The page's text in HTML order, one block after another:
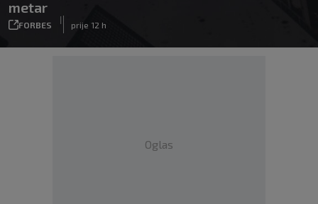
metar
FORBES
|
prije 12 h
Oglas